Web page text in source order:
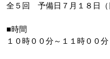
全５回 予備日７月１８日（
■時間
１０時００分～１１時００分